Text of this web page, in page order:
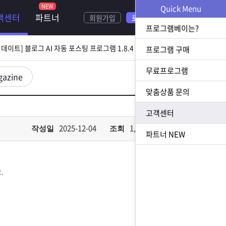
센터 파트너 회원가입 로그인
[ 2026.08.05 업데이트] 스토어 사업자 디비 추출 프로그램 1.5.9 업데이트
[ 2026.07.31 업데이트] 블로그 AI 자동 포스팅 프로그램 1.8.4 업데이트
이트] N사 쪽지 자동 발송 프로그램 1.3.0 업데이트
[ 2026.07.23 업데이트] 황금 키워드 수집 추출 프로그램 1.1.8 업데이트
작성일 2025-12-04 조회 1,303
Quick Menu
프로그램베이는?
프로그램 구매
무료프로그램
맞춤상품 문의
고객센터
파트너 NEW